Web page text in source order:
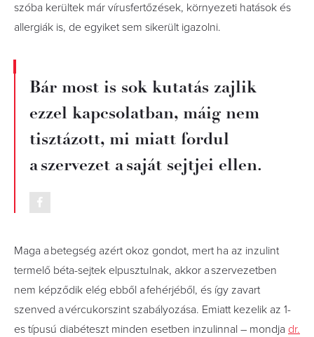
szóba kerültek már vírusfertőzések, környezeti hatások és
allergiák is, de egyiket sem sikerült igazolni.
Bár most is sok kutatás zajlik
ezzel kapcsolatban, máig nem
tisztázott, mi miatt fordul
a szervezet a saját sejtjei ellen.
Maga a betegség azért okoz gondot, mert ha az inzulint
termelő béta-sejtek elpusztulnak, akkor a szervezetben
nem képződik elég ebből a fehérjéből, és így zavart
szenved a vércukorszint szabályozása. Emiatt kezelik az 1-
es típusú diabéteszt minden esetben inzulinnal – mondja dr.